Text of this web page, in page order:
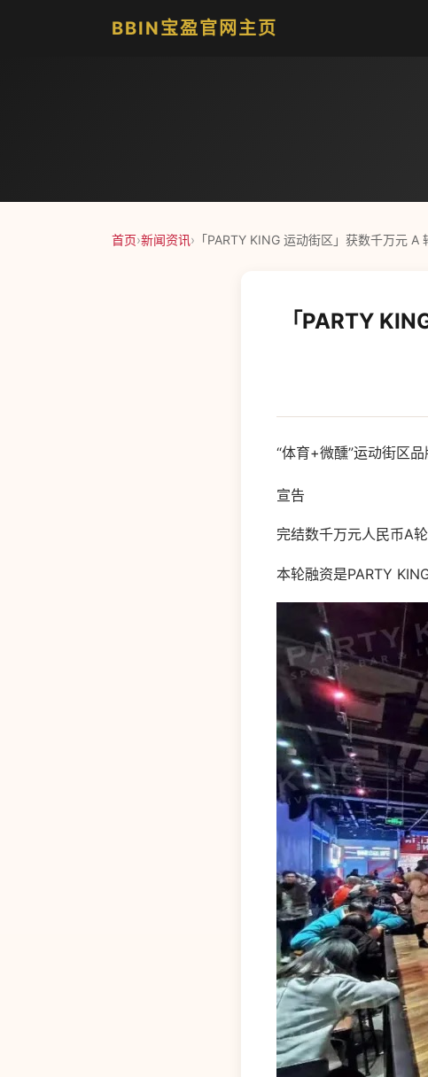
BBIN宝盈官网主页
首页›新闻资讯› 「PARTY KING 运动街区」获数千万元
「PARTY
“体育+微醺”运动街区
宣告
完结数千万元人民币A
本轮融资是PARTY